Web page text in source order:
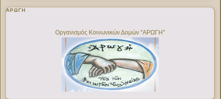
ΑΡΩΓΗ
Οργανισμός Κοινωνικών Δομών "ΑΡΩΓΗ"